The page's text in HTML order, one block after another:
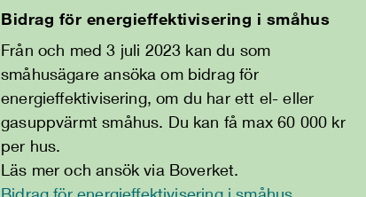
Bidrag för energieffektivisering i småhus
Från och med 3 juli 2023 kan du som
småhusägare ansöka om bidrag för
energieffektivisering, om du har ett el- eller
gasuppvärmt småhus. Du kan få max 60 000 kr
per hus.
Läs mer och ansök via Boverket.
Bidrag för energieffektivisering i småhus,